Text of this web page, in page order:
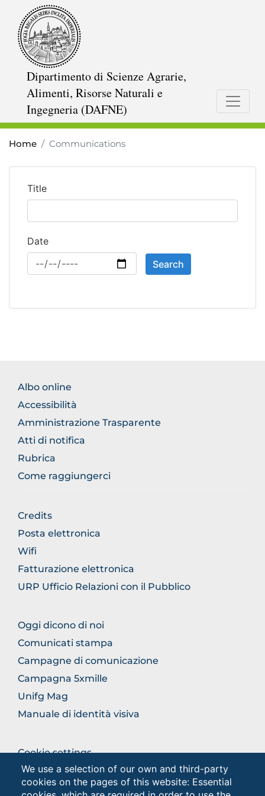
Dipartimento di Scienze Agrarie,
Alimenti, Risorse Naturali e
Ingegneria (DAFNE)
Home Communications
We use a selection of our own and third-party
cookies on the pages of this website: Essential
Title
Date
Search
BROWSE
THE
SECTION
Albo online
Accessibilità
Amministrazione Trasparente
Atti di notifica
Rubrica
Come raggiungerci
BROWSE
THE
SECTION
Credits
Posta elettronica
Wifi
Fatturazione elettronica
URP Ufficio Relazioni con il Pubblico
BROWSE
THE
SECTION
Oggi dicono di noi
Comunicati stampa
Campagne di comunicazione
Campagna 5xmille
Unifg Mag
Manuale di identità visiva
BROWSE
THE
SECTION
Cookie settings
Privacy
Privacy - Studenti